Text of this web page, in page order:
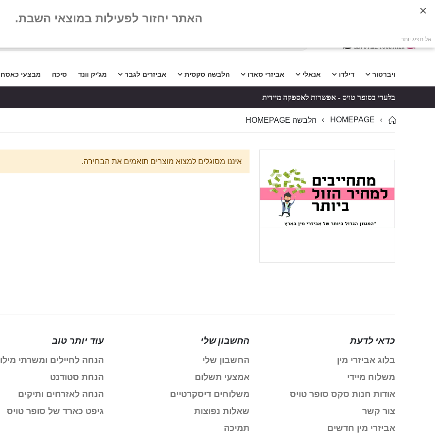
ויברטור דילדו אנאלי אביזרי סאדו הלבשה סקסית אביזרים לגבר מג'יק וונד סיכה מבצעי כאסח
בלעדי בסופר טויס - אפשרות לאספקה מיידית
HOMEPAGE הלבשה HOMEPAGE
איננו מסוגלים למצוא מוצרים תואמים את הבחירה.
כדאי לדעת
בלוג אביזרי מין
משלוח מיידי
אודות חנות סקס סופר טויס
צור קשר
אביזרי מין חדשים
החשבון שלי
החשבון שלי
אמצעי תשלום
משלוחים דיסקרטיים
שאלות נפוצות
תמיכה
עוד יותר טוב
הנחה לחיילים ומשרתי
הנחת סטודנט
הנחה לאזרחים ותיקים
גיפט כארד של סופר טויס
האתר יחזור לפעילות במוצאי השבת.
אל תציג יותר